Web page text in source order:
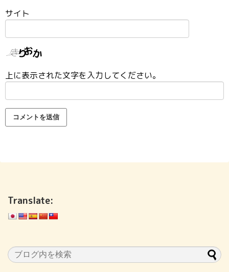
サイト
上に表示された文字を入力してください。
Translate: